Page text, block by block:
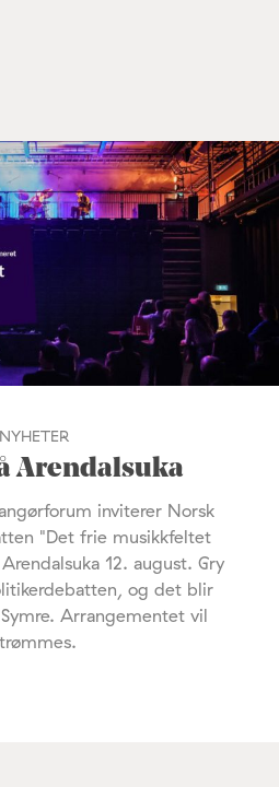
NYHETER
Arendalsuka
inviterer Norsk
"Det frie musikkfeltet
12. august. Gry
og det blir
Arrangementet vil